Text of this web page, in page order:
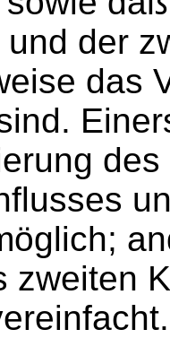
der
das
zweiten